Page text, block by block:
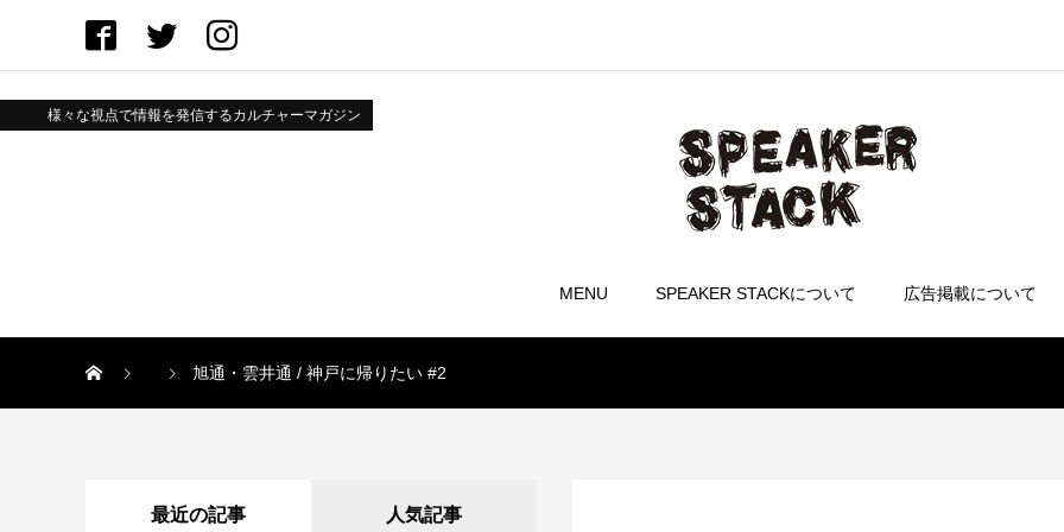
様々な視点で情報を発信するカルチャーマガジン
MENU SPEAKER STACKについて 広告掲載について
旭通・雲井通 / 神戸に帰りたい #2
最近の記事 人気記事